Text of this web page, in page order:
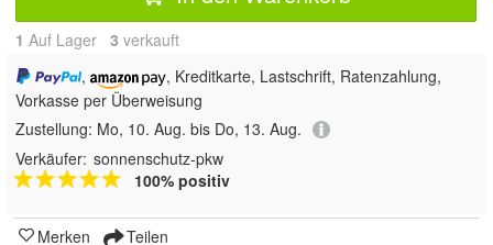
1 Auf Lager 3 verkauft
,
, Kreditkarte, Lastschrift, Ratenzahlung,
Vorkasse per Überweisung
Zustellung: Mo, 10. Aug. bis Do, 13. Aug.
Verkäufer: sonnenschutz-pkw
100% positiv
Merken Teilen